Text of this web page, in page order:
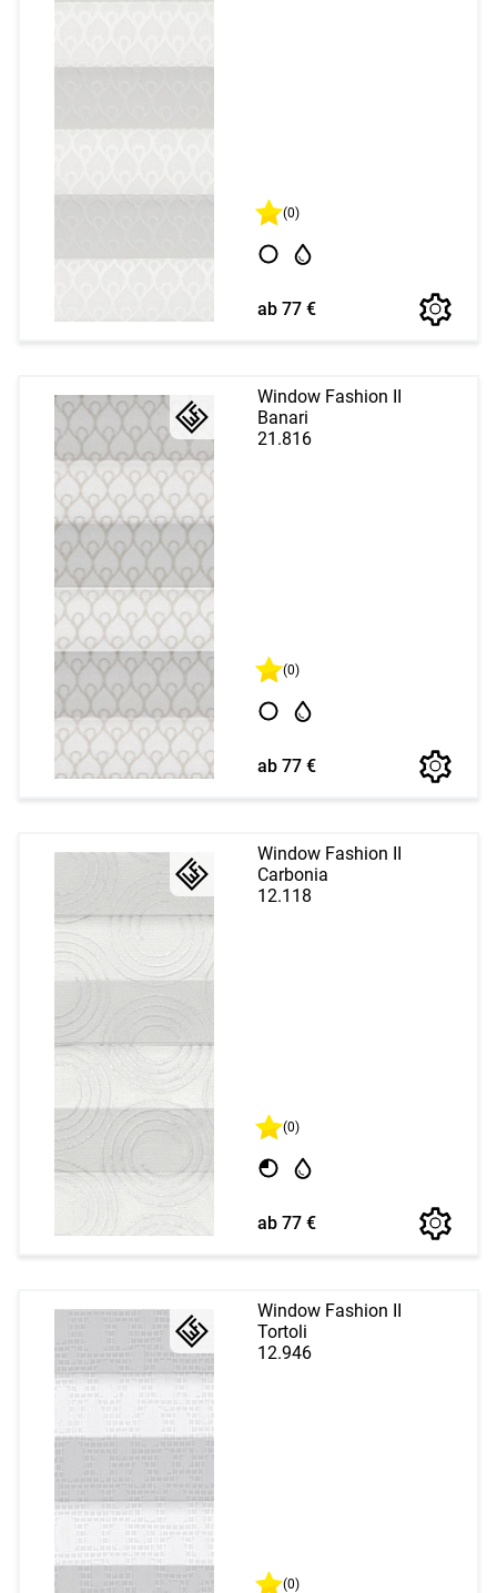
(0)
ab 77 €
Window Fashion II
Banari
21.816
(0)
ab 77 €
Window Fashion II
Carbonia
12.118
(0)
ab 77 €
Window Fashion II
Tortoli
12.946
(0)